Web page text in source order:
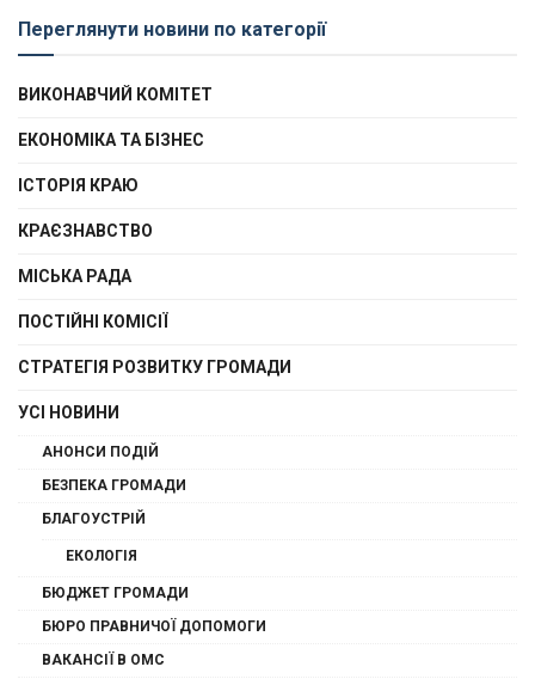
Переглянути новини по категорії
ВИКОНАВЧИЙ КОМІТЕТ
ЕКОНОМІКА ТА БІЗНЕС
ІСТОРІЯ КРАЮ
КРАЄЗНАВСТВО
МІСЬКА РАДА
ПОСТІЙНІ КОМІСІЇ
СТРАТЕГІЯ РОЗВИТКУ ГРОМАДИ
УСІ НОВИНИ
АНОНСИ ПОДІЙ
БЕЗПЕКА ГРОМАДИ
БЛАГОУСТРІЙ
ЕКОЛОГІЯ
БЮДЖЕТ ГРОМАДИ
БЮРО ПРАВНИЧОЇ ДОПОМОГИ
ВАКАНСІЇ В ОМС